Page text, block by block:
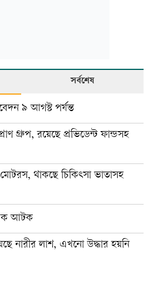
সর্বশেষ
৯ আগস্ট পর্যন্ত
গ্রুপ, রয়েছে প্রভিডেন্ট ফান্ডসহ
থাকছে চিকিৎসা ভাতাসহ
আটক
নারীর লাশ, এখনো উদ্ধার হয়নি